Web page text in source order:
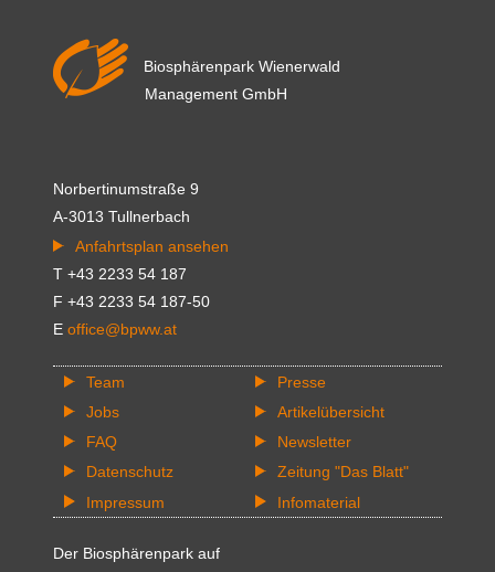
Biosphärenpark Wienerwald
Management GmbH
Norbertinumstraße 9
A-3013 Tullnerbach
Anfahrtsplan ansehen
T +43 2233 54 187
F +43 2233 54 187-50
E office@bpww.at
Team
Jobs
FAQ
Datenschutz
Impressum
Presse
Artikelübersicht
Newsletter
Zeitung "Das Blatt"
Infomaterial
Der Biosphärenpark auf